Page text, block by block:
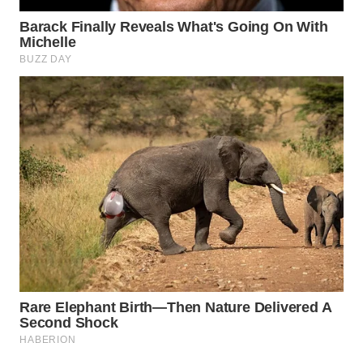
WN
LIKUPANG
WN
LABUANBAJO
WN
BORNEO
Wahana
Media
Group
WAHANA
NEWS